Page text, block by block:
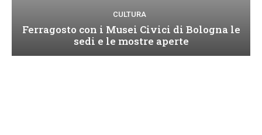
CULTURA
Ferragosto con i Musei Civici di Bologna le
sedi e le mostre aperte